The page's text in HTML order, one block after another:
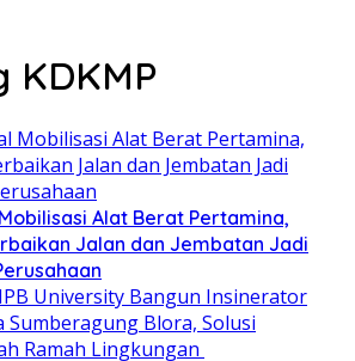
KDKMP
Alat Berat Pertamina,
Jalan dan Jembatan Jadi